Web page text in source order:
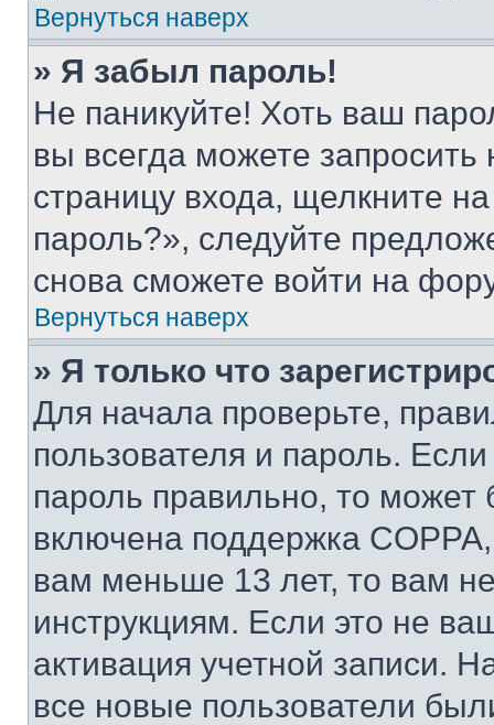
Вернуться наверх
» Я забыл пароль!
Не паникуйте! Хоть ваш
вы всегда можете
страницу входа, щелкните
пароль?», следуйте
снова сможете войти на
Вернуться наверх
» Я только что
Для начала проверьте,
пользователя и пароль.
пароль правильно, то может
включена поддержка
вам меньше 13 лет, то вам
инструкциям. Если это не
активация учетной записи.
все новые пользователи